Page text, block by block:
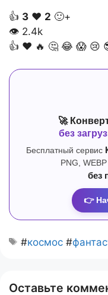
👍 3 ❤️ 2 🙂+
👁 2.4k
👍 ❤️ 🔥 🤔 😂 😱 😢
🚀
без
Бесплатный сервис
PNG,
без
👉
#космос #
Оставьте